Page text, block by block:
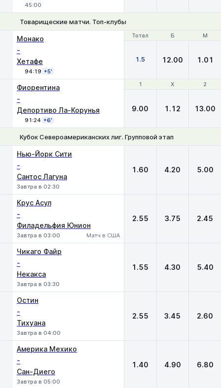
45:00
Товарищеские матчи. Топ-клубы
Тотал Б М
Монако
-
Хетафе
94:19 +5'
Тотал Б М
1.5 12.00 1.01
1 Х 2
Фиорентина
-
Депортиво Ла-Корунья
91:24 +6'
1 Х 2
9.00 1.12 13.00
Кубок Североамериканских лиг. Групповой этап
Нью-Йорк Сити
-
Сантос Лагуна
Завтра в 02:30
1.60 4.20 5.00
Крус Асул
-
Филадельфия Юнион
Завтра в 03:00 Матч в США
2.55 3.75 2.45
Чикаго Файр
-
Некакса
Завтра в 03:30
1.55 4.30 5.40
Остин
-
Тихуана
Завтра в 04:00
2.55 3.45 2.60
Америка Мехико
-
Сан-Диего
Завтра в 05:00
1.40 4.90 6.80